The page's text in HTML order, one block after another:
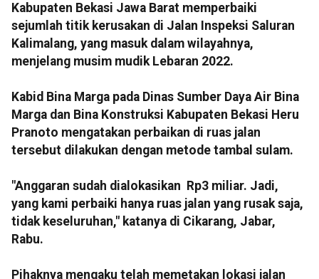
Kabupaten Bekasi Jawa Barat memperbaiki
sejumlah titik kerusakan di Jalan Inspeksi Saluran
Kalimalang, yang masuk dalam wilayahnya,
menjelang musim mudik Lebaran 2022.
Kabid Bina Marga pada Dinas Sumber Daya Air Bina
Marga dan Bina Konstruksi Kabupaten Bekasi Heru
Pranoto mengatakan perbaikan di ruas jalan
tersebut dilakukan dengan metode tambal sulam.
"Anggaran sudah dialokasikan Rp3 miliar. Jadi,
yang kami perbaiki hanya ruas jalan yang rusak saja,
tidak keseluruhan," katanya di Cikarang, Jabar,
Rabu.
Pihaknya mengaku telah memetakan lokasi jalan